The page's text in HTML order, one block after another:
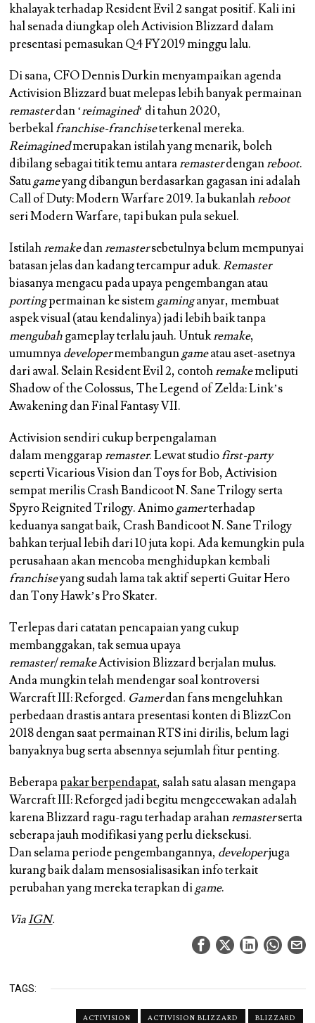
khalayak terhadap Resident Evil 2 sangat positif. Kali ini
hal senada diungkap oleh Activision Blizzard dalam
presentasi pemasukan Q4 FY2019 minggu lalu.
Di sana, CFO Dennis Durkin menyampaikan agenda
Activision Blizzard buat melepas lebih banyak permainan
remasterdan ‘reimagined‘ di tahun 2020,
berbekalfranchise-franchiseterkenal mereka.
Reimaginedmerupakan istilah yang menarik, boleh
dibilang sebagai titik temu antararemasterdenganreboot.
Satugameyang dibangun berdasarkan gagasan ini adalah
Call of Duty: Modern Warfare 2019. Ia bukanlahreboot
seri Modern Warfare, tapi bukan pula sekuel.
Istilahremakedanremastersebetulnya belum mempunyai
batasan jelas dan kadang tercampur aduk.Remaster
biasanya mengacu pada upaya pengembangan atau
portingpermainan ke sistemgaminganyar, membuat
aspek visual (atau kendalinya) jadi lebih baik tanpa
mengubahgameplay terlalu jauh. Untukremake,
umumnyadevelopermembangungameatau aset-asetnya
dari awal. Selain Resident Evil 2, contohremakemeliputi
Shadow of the Colossus, The Legend of Zelda: Link’s
Awakening dan Final Fantasy VII.
Activision sendiri cukup berpengalaman
dalam menggarapremaster. Lewat studiofirst-party
seperti Vicarious Vision dan Toys for Bob, Activision
sempat merilis Crash Bandicoot N. Sane Trilogy serta
Spyro Reignited Trilogy. Animogamerterhadap
keduanya sangat baik, Crash Bandicoot N. Sane Trilogy
bahkan terjual lebih dari 10 juta kopi. Ada kemungkin pula
perusahaan akan mencoba menghidupkan kembali
franchiseyang sudah lama tak aktif seperti Guitar Hero
dan Tony Hawk’s Pro Skater.
Terlepas dari catatan pencapaian yang cukup
membanggakan, tak semua upaya
remaster/remakeActivision Blizzard berjalan mulus.
Anda mungkin telah mendengar soal kontroversi
Warcraft III: Reforged. Gamerdan fans mengeluhkan
perbedaan drastis antara presentasi konten di BlizzCon
2018 dengan saat permainan RTS ini dirilis, belum lagi
banyaknya bug serta absennya sejumlah fitur penting.
Beberapapakar berpendapat, salah satu alasan mengapa
Warcraft III: Reforged jadi begitu mengecewakan adalah
karena Blizzard ragu-ragu terhadap arahanremasterserta
seberapa jauh modifikasi yang perlu dieksekusi.
Dan selama periode pengembangannya, developerjuga
kurang baik dalam mensosialisasikan info terkait
perubahan yang mereka terapkan digame.
ViaIGN.
TAGS:
ACTIVISION ACTIVISION BLIZZARD
BLIZZARD